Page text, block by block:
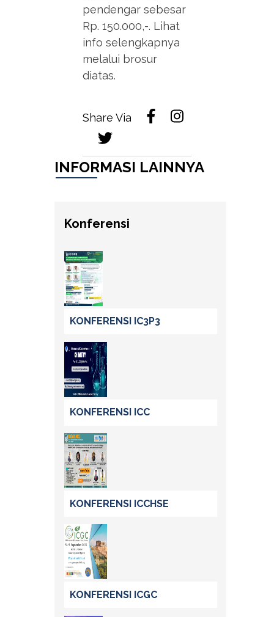
pendengar sebesar
Rp. 150.000,-. Lihat
info selengkapnya
melalui brosur
diatas.
Share Via
INFORMASI LAINNYA
Konferensi
KONFERENSI IC3P3
KONFERENSI ICC
KONFERENSI ICCHSE
KONFERENSI ICGC